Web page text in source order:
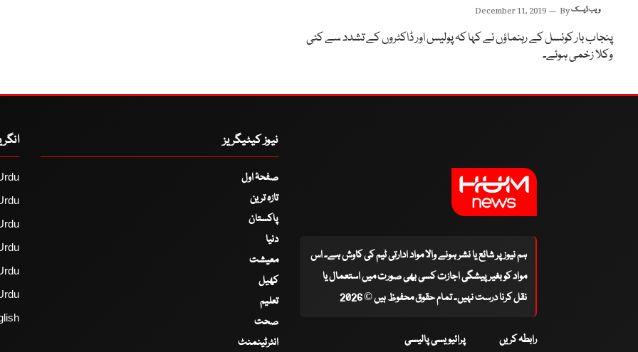
December 11, 2019 Byویب ڈیسک
پنجاب بار کونسل کے رہنماؤں نے کہا کہ پولیس اور ڈاکٹروں کے تشدد سے کئی
وکلا زخمی ہوئے۔
ہم نیوز پر شائع یا نشر ہونے والا مواد ادارتی ٹیم کی کاوش ہے۔ اس
مواد کو بغیر پیشگی اجازت کسی بھی صورت میں استعمال یا
نقل کرنا درست نہیں۔ تمام حقوق محفوظ ہیں © 2026
رابطہ کریں پرائیویسی پالیسی
نیوز کیٹیگریز
صفحۂ اول
تازہ ترین
پاکستان
دنیا
معیشت
کھیل
تعلیم
صحت
انٹرٹینمنٹ